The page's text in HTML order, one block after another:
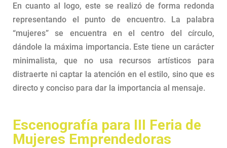
En cuanto al logo, este se realizó de forma redonda
representando el punto de encuentro. La palabra
“mujeres” se encuentra en el centro del círculo,
dándole la máxima importancia. Este tiene un carácter
minimalista, que no usa recursos artísticos para
distraerte ni captar la atención en el estilo, sino que es
directo y conciso para dar la importancia al mensaje.
Escenografía para III Feria de
Mujeres Emprendedoras